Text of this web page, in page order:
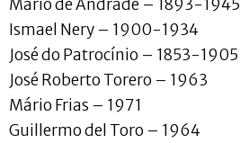
Mário de Andrade – 1893-1945
Ismael Nery – 1900-1934
José do Patrocínio – 1853-1905
José Roberto Torero – 1963
Mário Frias – 1971
Guillermo del Toro – 1964